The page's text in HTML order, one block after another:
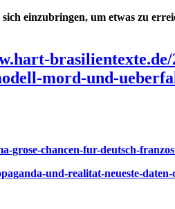
einzubringen, um etwas zu
mord-und-
grose-chancen-fur-deutsch-
und-realitat-neueste-